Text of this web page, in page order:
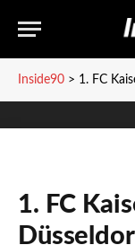
Inside90 > 1. FC
1. FC